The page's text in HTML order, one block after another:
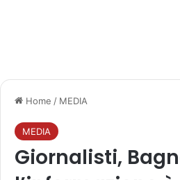
Home / MEDIA
MEDIA
Giornalisti,